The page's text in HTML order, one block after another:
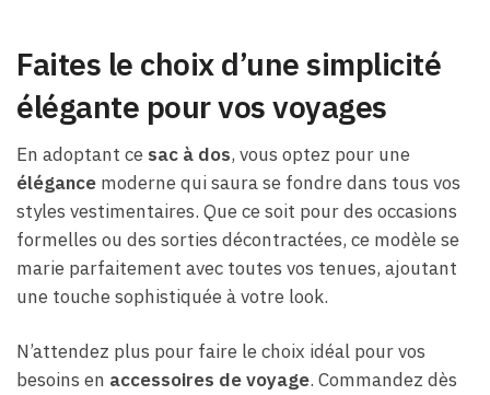
Faites le choix d’une simplicité
élégante pour vos voyages
En adoptant ce sac à dos, vous optez pour une
élégance moderne qui saura se fondre dans tous vos
styles vestimentaires. Que ce soit pour des occasions
formelles ou des sorties décontractées, ce modèle se
marie parfaitement avec toutes vos tenues, ajoutant
une touche sophistiquée à votre look.
N’attendez plus pour faire le choix idéal pour vos
besoins en accessoires de voyage. Commandez dès